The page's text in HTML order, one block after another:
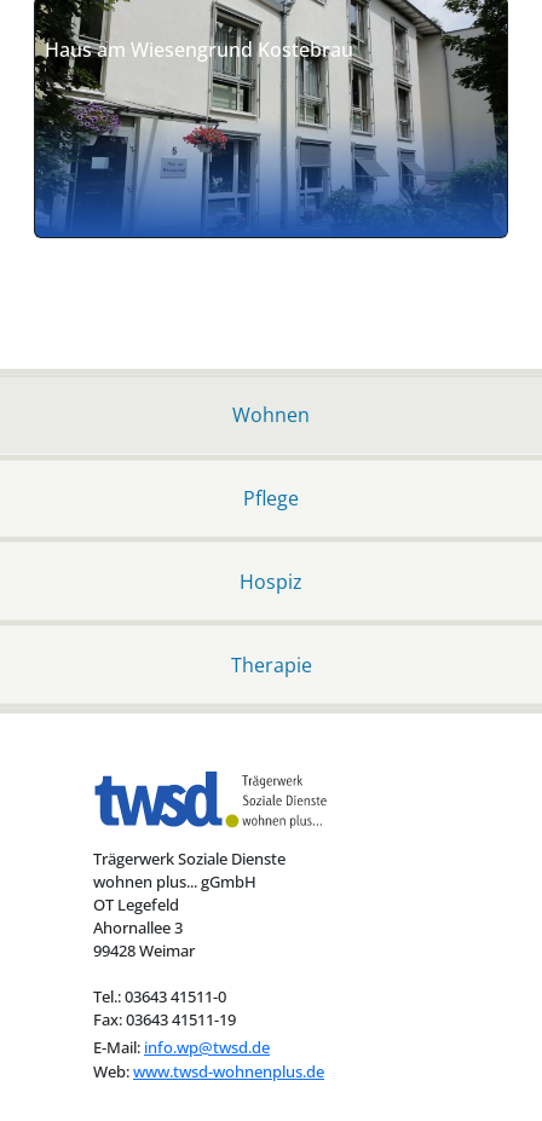
Haus am Wiesengrund Kostebrau
Wohnen
Pflege
Hospiz
Therapie
Trägerwerk Soziale Dienste
wohnen plus... gGmbH
OT Legefeld
Ahornallee 3
99428 Weimar
Tel.: 03643 41511-0
Fax: 03643 41511-19
E-Mail: info.wp@twsd.de
Web:www.twsd-wohnenplus.de